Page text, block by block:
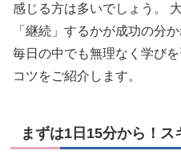
感じる方は多いでしょう。
「継続」するかが成功の分
毎日の中でも無理なく学び
コツをご紹介します。
まずは1日15分から！